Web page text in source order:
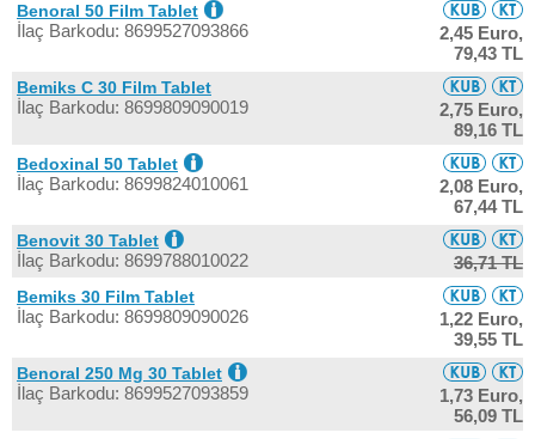
Benoral 50 Film Tablet
İlaç Barkodu: 8699527093866
2,45 Euro,
79,43 TL
Bemiks C 30 Film Tablet
İlaç Barkodu: 8699809090019
2,75 Euro,
89,16 TL
Bedoxinal 50 Tablet
İlaç Barkodu: 8699824010061
2,08 Euro,
67,44 TL
Benovit 30 Tablet
İlaç Barkodu: 8699788010022 36,71 TL
Bemiks 30 Film Tablet
İlaç Barkodu: 8699809090026
1,22 Euro,
39,55 TL
Benoral 250 Mg 30 Tablet
İlaç Barkodu: 8699527093859
1,73 Euro,
56,09 TL